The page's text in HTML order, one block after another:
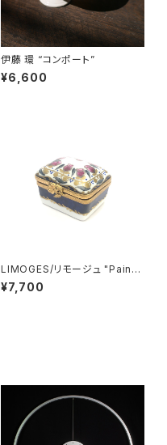
伊藤 環 “コンポート”
¥6,600
LIMOGES/リモージュ "Paint
Main ピルケース"
¥7,700